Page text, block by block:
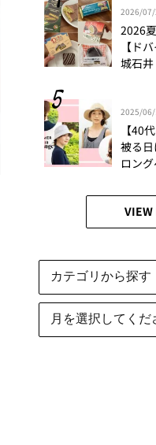
2026/
2026
【ド
城石
2025/
【40
被る日
ロン
VIEW